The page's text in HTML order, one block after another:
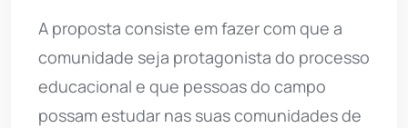
A proposta consiste em fazer com que a
comunidade seja protagonista do processo
educacional e que pessoas do campo
possam estudar nas suas comunidades de